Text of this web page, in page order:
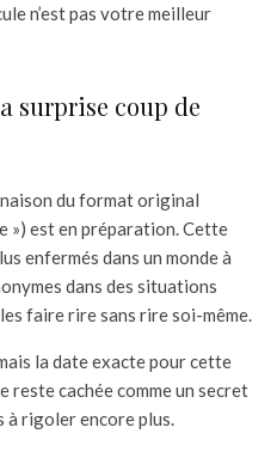
n’est pas votre meilleur
surprise coup de
du format original
») est en préparation. Cette
enfermés dans un monde à
dans des situations
faire rire sans rire soi-même.
la date exacte pour cette
reste cachée comme un secret
à rigoler encore plus.